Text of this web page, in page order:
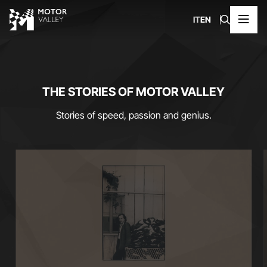
ITEN
THE STORIES OF MOTOR VALLEY
Stories of speed, passion and genius.